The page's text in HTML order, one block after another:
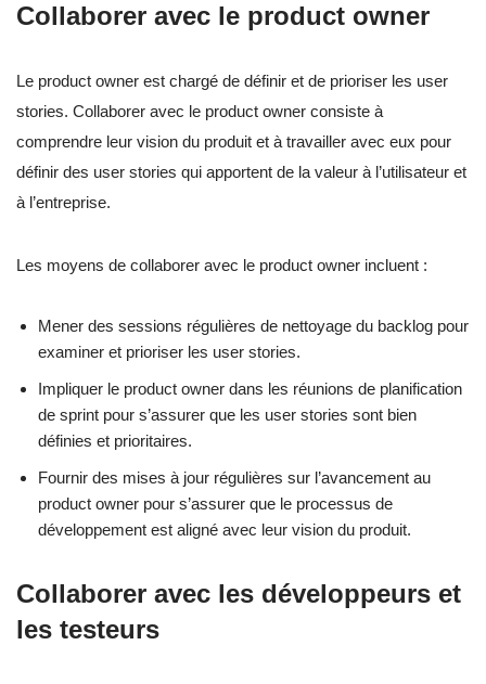
Collaborer avec le product owner
Le product owner est chargé de définir et de prioriser les user
stories. Collaborer avec le product owner consiste à
comprendre leur vision du produit et à travailler avec eux pour
définir des user stories qui apportent de la valeur à l’utilisateur et
à l’entreprise.
Les moyens de collaborer avec le product owner incluent :
Mener des sessions régulières de nettoyage du backlog pour
examiner et prioriser les user stories.
Impliquer le product owner dans les réunions de planification
de sprint pour s’assurer que les user stories sont bien
définies et prioritaires.
Fournir des mises à jour régulières sur l’avancement au
product owner pour s’assurer que le processus de
développement est aligné avec leur vision du produit.
Collaborer avec les développeurs et
les testeurs